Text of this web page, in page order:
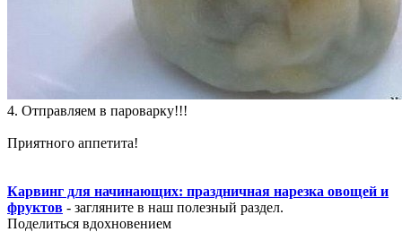
4. Отправляем в пароварку!!!
Приятного аппетита!
Карвинг для начинающих: праздничная нарезка овощей и
фруктов - загляните в наш полезный раздел.
Поделиться вдохновением